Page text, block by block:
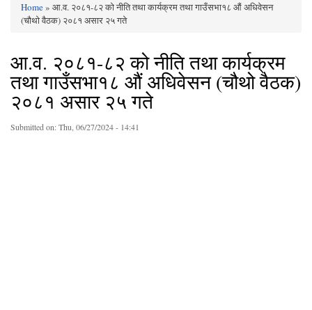
You are here
Home» आ.व. २०८१-८२ को नीति तथा कार्यक्रम तथा गाउँसभा१८ औं अधिवेसन
(चौथो वैठक) २०८१ असार २५ गते
आ.व. २०८१-८२ को नीति तथा कार्यक्रम
तथा गाउँसभा१८ औं अधिवेसन (चौथो वैठक)
२०८१ असार २५ गते
Submitted on:Thu, 06/27/2024 - 14:41